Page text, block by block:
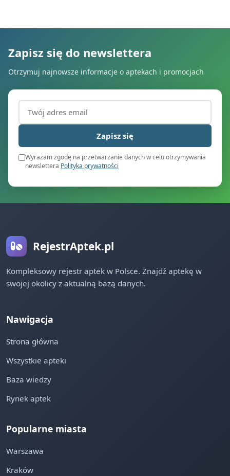
Zapisz się do newslettera
Otrzymuj najnowsze informacje o aptekach i promocjach
Adres email (wymagany)
Zapisz się
Wyrażam zgodę na przetwarzanie danych w celu otrzymywania
newslettera Polityka prywatności
RejestrAptek.pl
Kompleksowy rejestr aptek w Polsce. Znajdź aptekę w
swojej okolicy z aktualną bazą danych.
Nawigacja
Strona główna
Wszystkie apteki
Baza wiedzy
Rynek aptek
Popularne miasta
Warszawa
Kraków